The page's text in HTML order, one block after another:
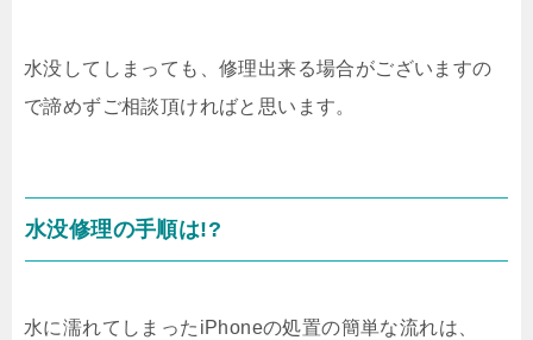
水没してしまっても、修理出来る場合がございますの
で諦めずご相談頂ければと思います。
水没修理の手順は!?
水に濡れてしまったiPhoneの処置の簡単な流れは、